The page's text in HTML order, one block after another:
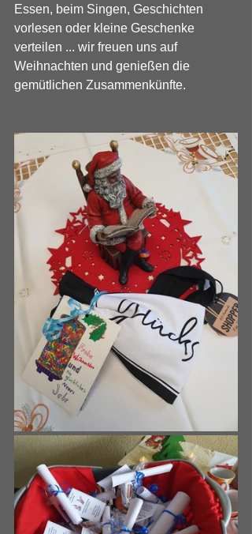
Essen, beim Singen, Geschichten
vorlesen oder kleine Geschenke
verteilen ... wir freuen uns auf
Weihnachten und genießen die
gemütlichen Zusammenkünfte.